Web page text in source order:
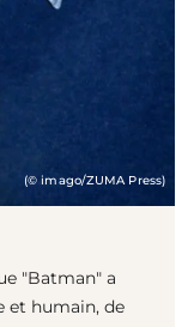
(© imago/ZUMA Press)
"Batman" a
et humain, de